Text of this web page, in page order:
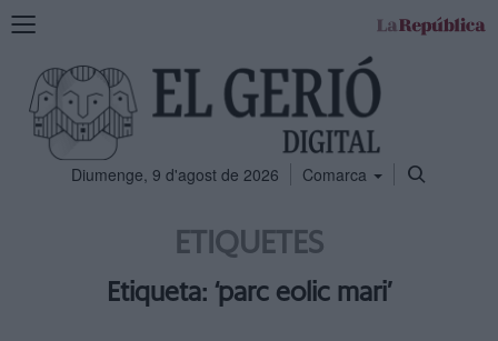
Mostra
navegació
Diumenge, 9 d'agost de 2026 Comarca
ETIQUETES
Etiqueta: ‘parc eolic mari’